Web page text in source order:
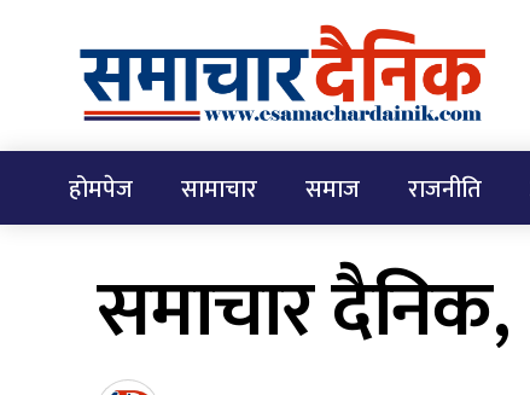
होमपेज सामाचार समाज राजनीति
समाचार